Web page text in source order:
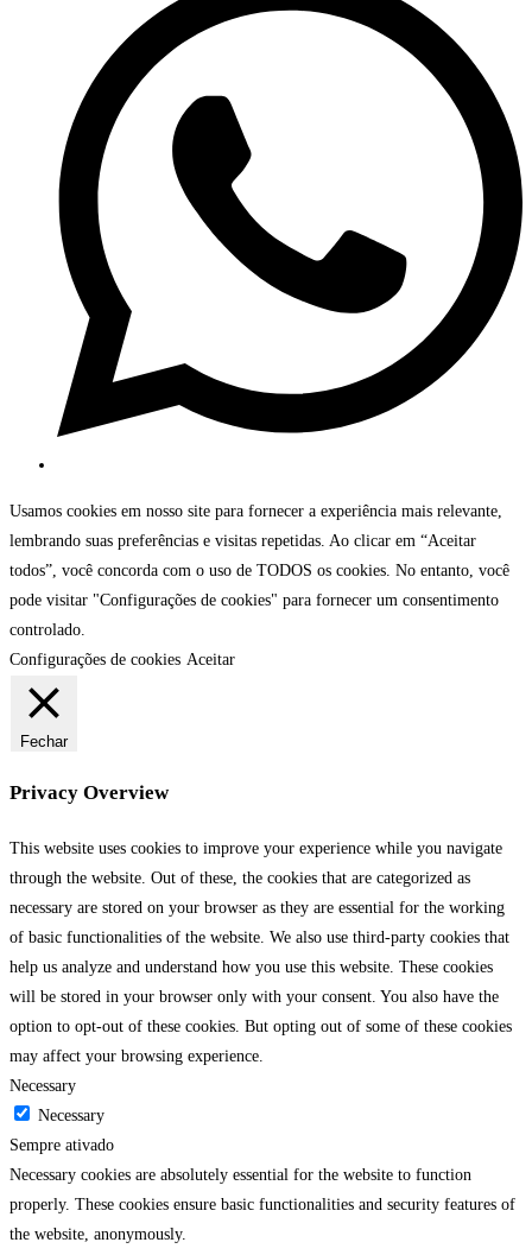
Usamos cookies em nosso site para fornecer a experiência mais relevante,
lembrando suas preferências e visitas repetidas. Ao clicar em “Aceitar
todos”, você concorda com o uso de TODOS os cookies. No entanto, você
pode visitar "Configurações de cookies" para fornecer um consentimento
controlado.
Configurações de cookies Aceitar
Fechar
Privacy Overview
This website uses cookies to improve your experience while you navigate
through the website. Out of these, the cookies that are categorized as
necessary are stored on your browser as they are essential for the working
of basic functionalities of the website. We also use third-party cookies that
help us analyze and understand how you use this website. These cookies
will be stored in your browser only with your consent. You also have the
option to opt-out of these cookies. But opting out of some of these cookies
may affect your browsing experience.
Necessary
Necessary
Sempre ativado
Necessary cookies are absolutely essential for the website to function
properly. These cookies ensure basic functionalities and security features of
the website, anonymously.